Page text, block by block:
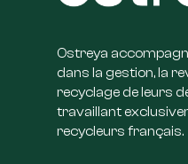
Ostreya
dans la gestion, la
recyclage de leurs
travaillant
recycleurs français.